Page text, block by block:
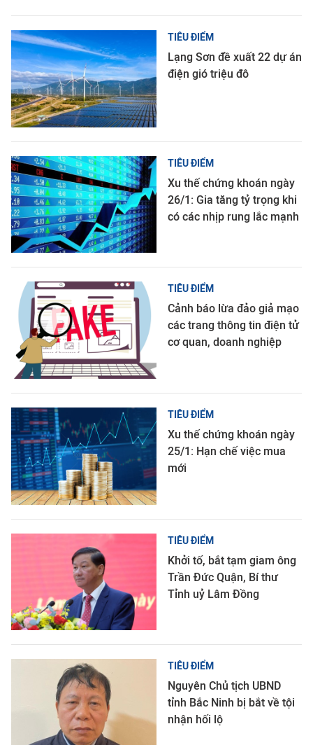
TIÊU ĐIỂM
Lạng Sơn đề xuất 22 dự án
điện gió triệu đô
TIÊU ĐIỂM
Xu thế chứng khoán ngày
26/1: Gia tăng tỷ trọng khi
có các nhịp rung lắc mạnh
TIÊU ĐIỂM
Cảnh báo lừa đảo giả mạo
các trang thông tin điện tử
cơ quan, doanh nghiệp
TIÊU ĐIỂM
Xu thế chứng khoán ngày
25/1: Hạn chế việc mua
mới
TIÊU ĐIỂM
Khởi tố, bắt tạm giam ông
Trần Đức Quận, Bí thư
Tỉnh uỷ Lâm Đồng
TIÊU ĐIỂM
Nguyên Chủ tịch UBND
tỉnh Bắc Ninh bị bắt về tội
nhận hối lộ